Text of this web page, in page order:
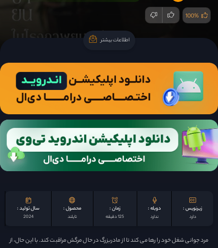
100%
اطلاعات بیشتر
زیرنویس :
دارد
دوبله :
ندارد
زمان :
125 دقیقه
محصول :
تایلند
سال تولید :
2024
مرد جوانی شغل خود را رها می کند تا از مادربزرگ در حال مرگش مراقبت کند. با این حال، از